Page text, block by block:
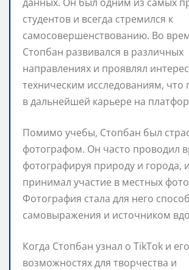
студентов и всегда стремился к
самосовершенствованию. Во
Стопбан развивался в различных
направлениях и проявлял
техническим исследованиям, что
в дальнейшей карьере на
Помимо учебы, Стопбан был
фотографом. Он часто проводил
фотографируя природу и города,
принимал участие в местных
Фотография стала для него
самовыражения и источником
Когда Стопбан узнал о TikTok и его
возможностях для творчества и